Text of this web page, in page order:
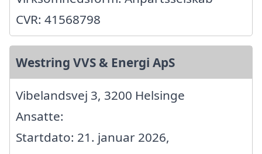
CVR: 41568798
Westring VVS & Energi ApS
Vibelandsvej 3, 3200 Helsinge
Ansatte:
Startdato: 21. januar 2026,